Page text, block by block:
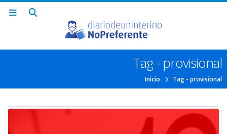
Tag - provisional
Inicio Tag - provisional